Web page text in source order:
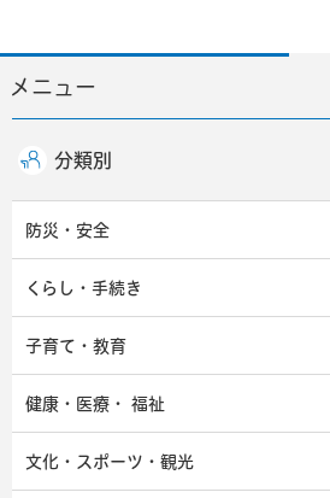
メニュー
分類別
防災・安全
くらし・手続き
子育て・教育
健康・医療・ 福祉
文化・スポーツ・観光